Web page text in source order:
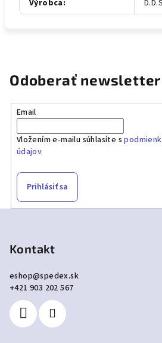
Výrobca:
Odoberať newsletter
Email
Vložením e-mailu súhlasíte s
údajov
Prihlásiť sa
Kontakt
eshop@spedex.sk
+421 903 202 567